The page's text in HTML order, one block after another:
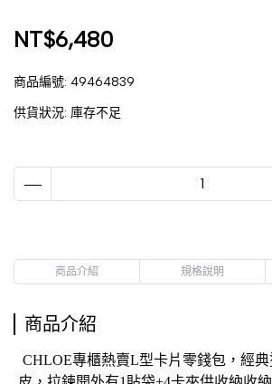
NT$6,480
商品編號: 49464839
供貨狀況: 庫存不足
商品介紹 規格說明
商品介紹
CHLOE專櫃熱賣L型卡片零錢包， 經